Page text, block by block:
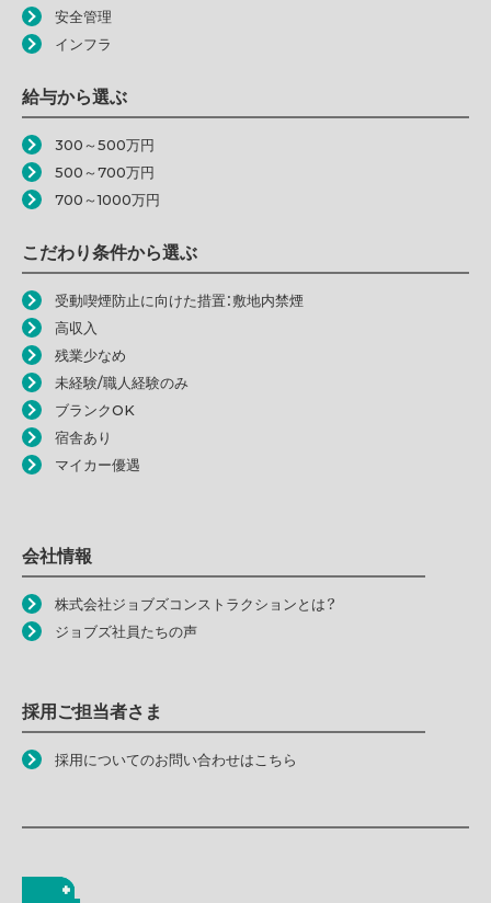
安全管理
インフラ
給与から選ぶ
300～500万円
500～700万円
700～1000万円
こだわり条件から選ぶ
受動喫煙防止に向けた措置：敷地内禁煙
高収入
残業少なめ
未経験/職人経験のみ
ブランクOK
宿舎あり
マイカー優遇
会社情報
株式会社ジョブズコンストラクションとは？
ジョブズ社員たちの声
採用ご担当者さま
採用についてのお問い合わせはこちら